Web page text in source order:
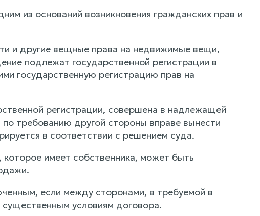
из оснований возникновения гражданских прав и
и другие вещные права на недвижимые вещи,
подлежат государственной регистрации в
государственную регистрацию прав на
регистрации, совершена в надлежащей
требованию другой стороны вправе вынести
в соответствии с решением суда.
имеет собственника, может быть
если между сторонами, в требуемой в
условиям договора.